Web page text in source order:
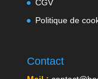
CGV
Politique de
Contact